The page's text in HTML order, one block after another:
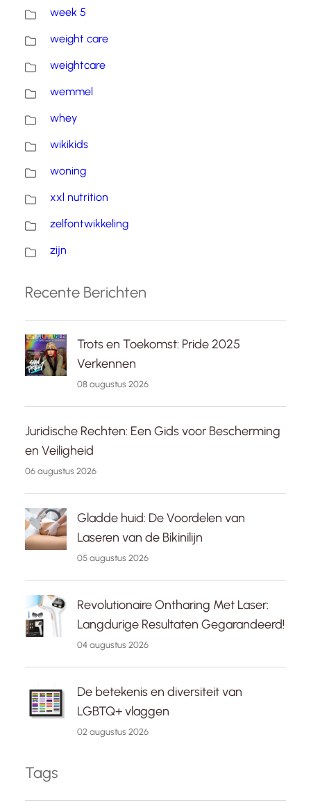
week 5
weight care
weightcare
wemmel
whey
wikikids
woning
xxl nutrition
zelfontwikkeling
zijn
Recente Berichten
Trots en Toekomst: Pride 2025
Verkennen
08 augustus 2026
Juridische Rechten: Een Gids voor Bescherming
en Veiligheid
06 augustus 2026
Gladde huid: De Voordelen van
Laseren van de Bikinilijn
05 augustus 2026
Revolutionaire Ontharing Met Laser:
Langdurige Resultaten Gegarandeerd!
04 augustus 2026
De betekenis en diversiteit van
LGBTQ+ vlaggen
02 augustus 2026
Tags